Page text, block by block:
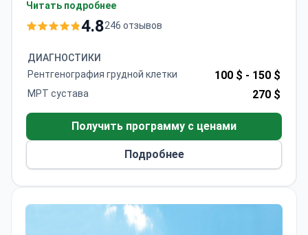
хирургия, хирургия снижения веса, ортопедия и
травматология.
взрослых. Большинство пациентов клиники —
жители русскоязычных, арабоязычных и
африканских стран.
Читать подробнее
4.8246 отзывов
ДИАГНОСТИКИ
Рентгенография грудной клетки
100 $ - 150 $
МРТ сустава 270 $
Получить программу с ценами
Подробнее